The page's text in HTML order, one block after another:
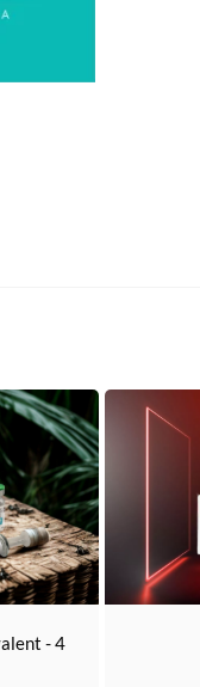
- 4